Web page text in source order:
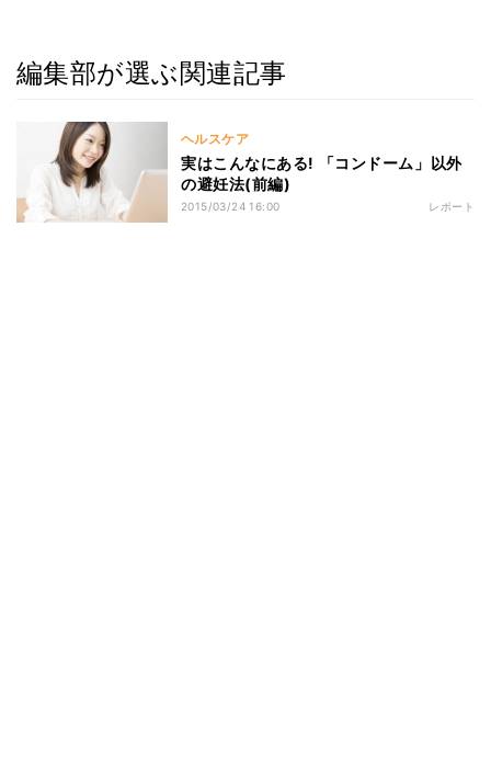
編集部が選ぶ関連記事
ヘルスケア
実はこんなにある! 「コンドーム」以外
の避妊法(前編)
2015/03/24 16:00 レポート